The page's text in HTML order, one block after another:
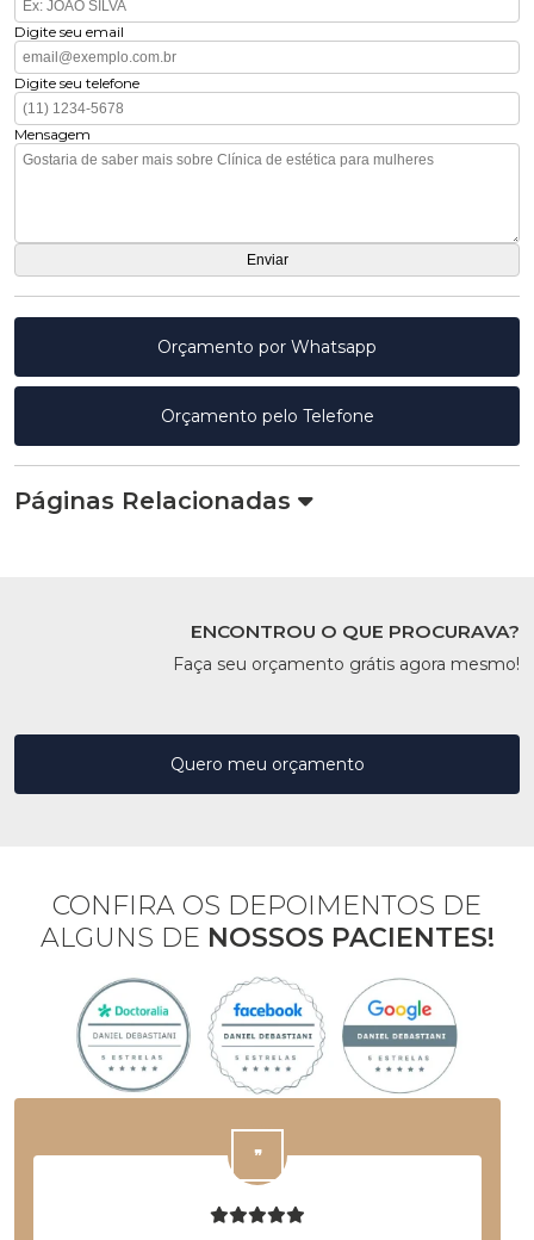
Digite seu email
Digite seu telefone
Mensagem
Orçamento por Whatsapp
Orçamento pelo Telefone
Páginas Relacionadas
ENCONTROU O QUE PROCURAVA?
Faça seu orçamento grátis agora mesmo!
Quero meu orçamento
CONFIRA OS DEPOIMENTOS DE
ALGUNS DE NOSSOS PACIENTES!